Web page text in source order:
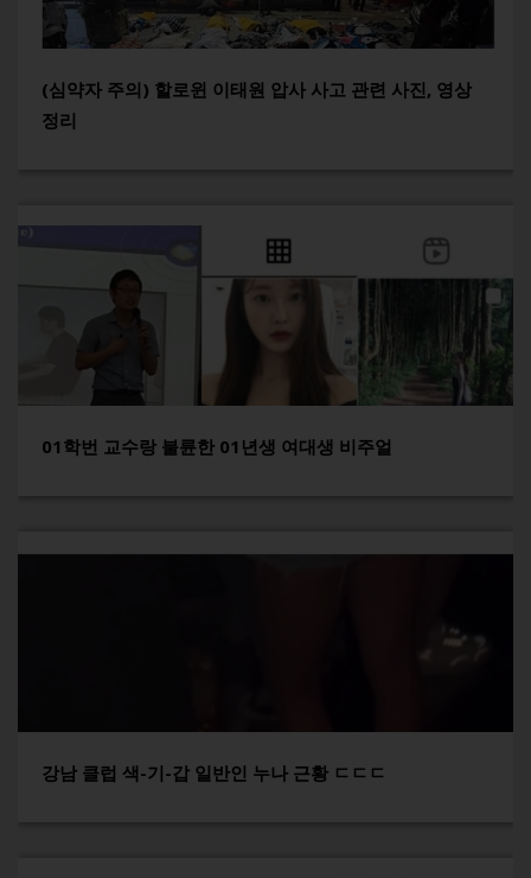
(심약자 주의) 할로윈 이태원 압사 사고 관련 사진, 영상
정리
01학번 교수랑 불륜한 01년생 여대생 비주얼
강남 클럽 색-기-갑 일반인 누나 근황 ㄷㄷㄷ